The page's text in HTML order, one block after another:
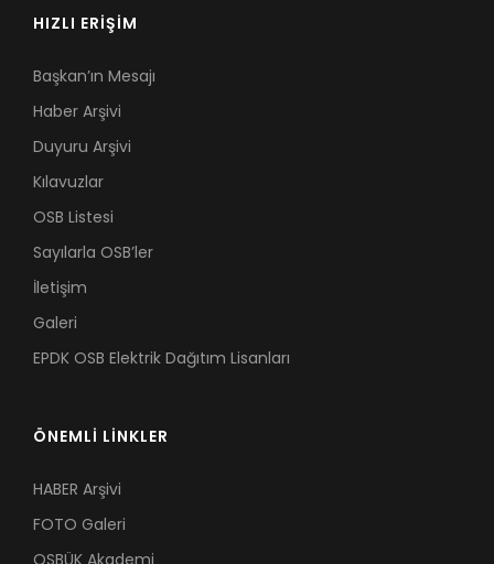
HIZLI ERİŞİM
Başkan’ın Mesajı
Haber Arşivi
Duyuru Arşivi
Kılavuzlar
OSB Listesi
Sayılarla OSB’ler
İletişim
Galeri
EPDK OSB Elektrik Dağıtım Lisanları
ÖNEMLİ LİNKLER
HABER Arşivi
FOTO Galeri
OSBÜK Akademi